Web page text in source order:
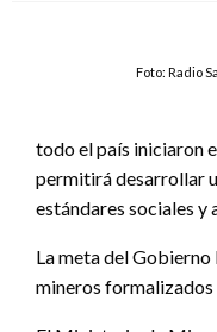
Foto: Radio
todo el país iniciaron
permitirá desarrollar
estándares sociales y
La meta del
mineros